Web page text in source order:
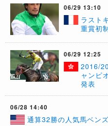
06/29 13:10
ラスト
重賞初
06/29 12:25
2016/
ャンピ
発表
06/28 14:40
通算32勝の人気馬ベン